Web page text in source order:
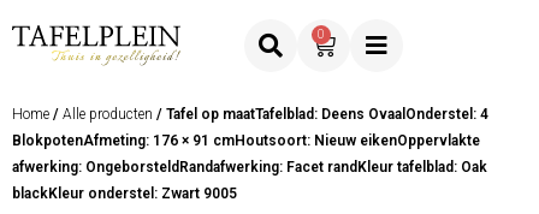
0
Home / Alle producten / Tafel op maatTafelblad: Deens OvaalOnderstel: 4
BlokpotenAfmeting: 176 × 91 cmHoutsoort: Nieuw eikenOppervlakte
afwerking: OngeborsteldRandafwerking: Facet randKleur tafelblad: Oak
blackKleur onderstel: Zwart 9005